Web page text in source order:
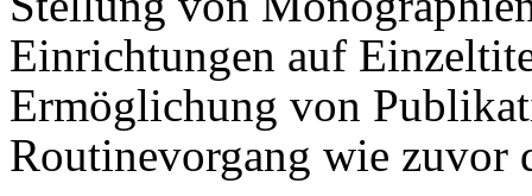
Einrichtungen auf
Ermöglichung von
Routinevorgang wie zuvor